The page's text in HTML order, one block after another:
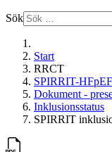
Sök
Start
RRCT
SPIRRIT-HFpEF
Dokument -
Inklusionsstatus
SPIRRIT